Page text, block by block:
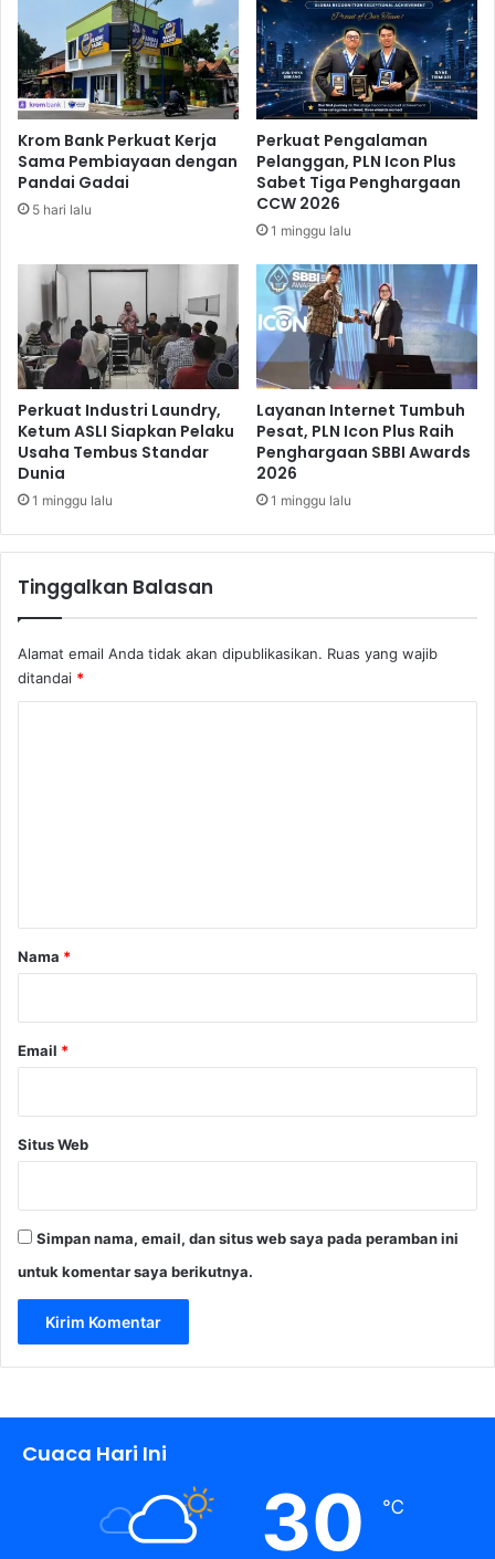
M
e
l
e
m
a
h
,
0
r
s
e
n
e
n
g
a
K
e
a
s
n
P
o
w
e
l
l
Krom Bank Perkuat Kerja
Sama Pembiayaan dengan
Pandai Gadai
5 hari lalu
Perkuat Pengalaman
Pelanggan, PLN Icon Plus
Sabet Tiga Penghargaan
CCW 2026
1 minggu lalu
Perkuat Industri Laundry,
Ketum ASLI Siapkan Pelaku
Usaha Tembus Standar
Dunia
1 minggu lalu
Layanan Internet Tumbuh
Pesat, PLN Icon Plus Raih
Penghargaan SBBI Awards
2026
1 minggu lalu
Tinggalkan Balasan
Alamat email Anda tidak akan dipublikasikan. Ruas yang wajib
ditandai *
rNama *
Email *
Situs Web
Simpan nama, email, dan situs web saya pada peramban ini
untuk komentar saya berikutnya.
Cuaca Hari Ini
30 ℃